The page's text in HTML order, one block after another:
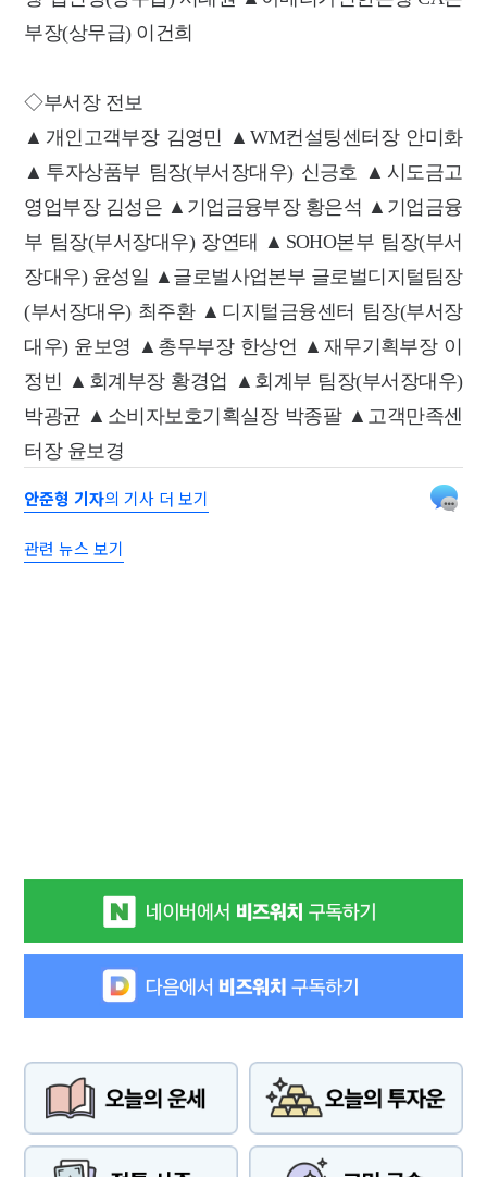
부장(상무급) 이건희
◇부서장 전보
▲개인고객부장 김영민 ▲WM컨설팅센터장 안미화
▲투자상품부 팀장(부서장대우) 신긍호 ▲시도금고
영업부장 김성은 ▲기업금융부장 황은석 ▲기업금융
부 팀장(부서장대우) 장연태 ▲SOHO본부 팀장(부서
장대우) 윤성일 ▲글로벌사업본부 글로벌디지털팀장
(부서장대우) 최주환 ▲디지털금융센터 팀장(부서장
대우) 윤보영 ▲총무부장 한상언 ▲재무기획부장 이
정빈 ▲회계부장 황경업 ▲회계부 팀장(부서장대우)
박광균 ▲소비자보호기획실장 박종팔 ▲고객만족센
터장 윤보경
안준형 기자의 기사 더 보기
관련 뉴스 보기